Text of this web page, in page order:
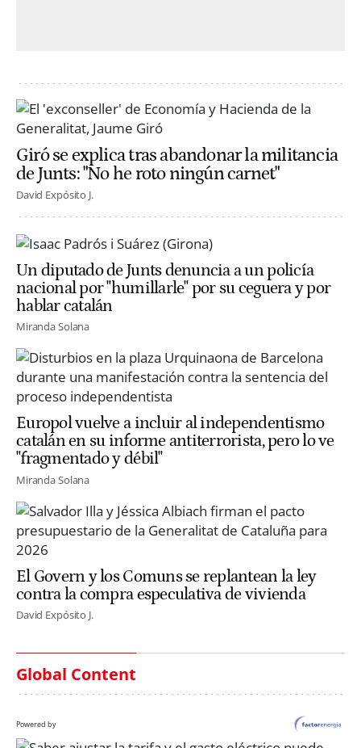
Giró se explica tras abandonar la militancia
de Junts: "No he roto ningún carnet"
David Expósito J.
Un diputado de Junts denuncia a un policía
nacional por "humillarle" por su ceguera y por
hablar catalán
Miranda Solana
Europol vuelve a incluir al independentismo
catalán en su informe antiterrorista, pero lo ve
"fragmentado y débil"
Miranda Solana
El Govern y los Comuns se replantean la ley
contra la compra especulativa de vivienda
David Expósito J.
Global Content
Powered by